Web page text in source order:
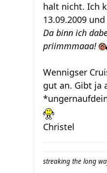
halt nicht. Ich
13.09.2009
Da binn ich
priimmmaaa!
Wennigser
gut an. Gibt ja
Christel
streaking the long